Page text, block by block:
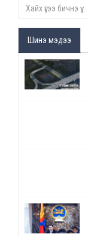
Шинэ мэдээ